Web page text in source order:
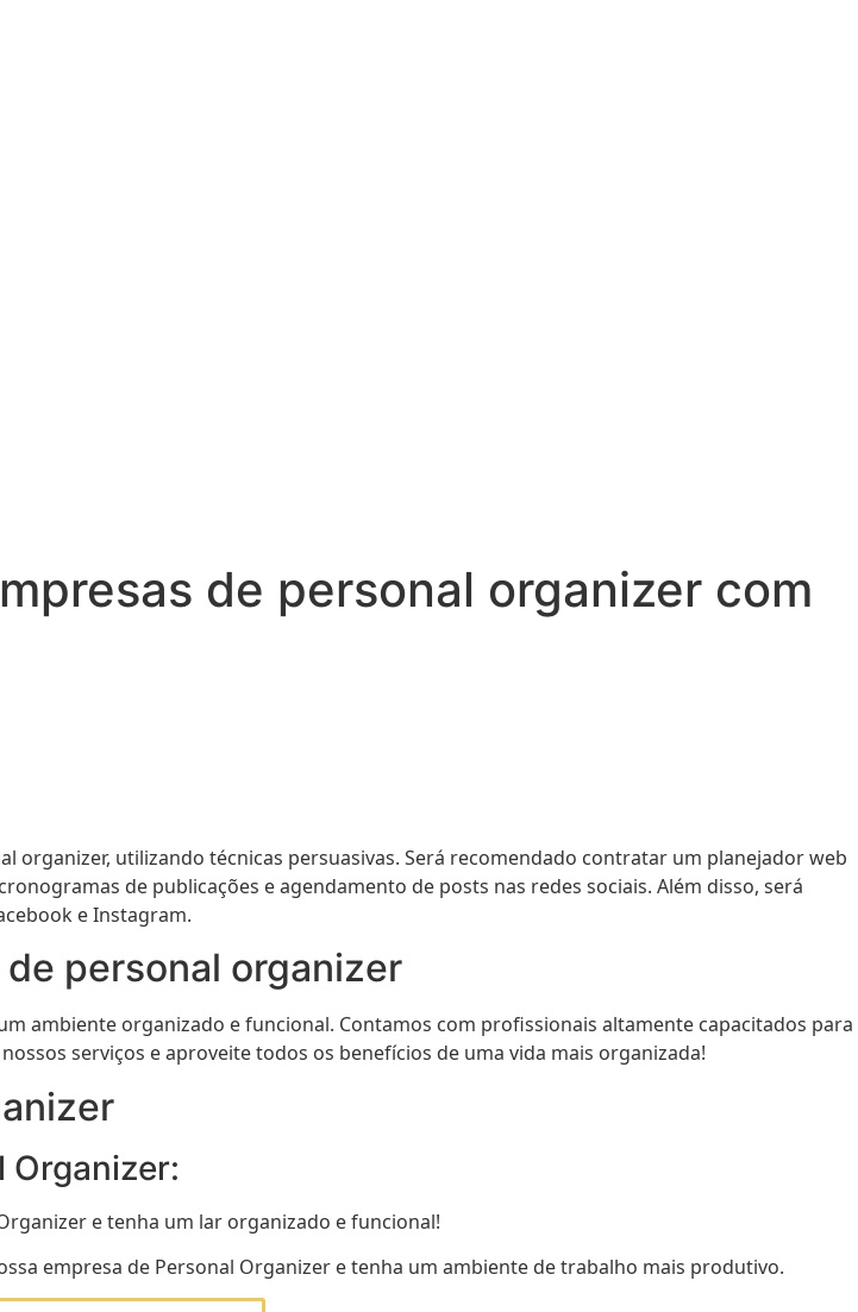
de personal organizer com
utilizando técnicas persuasivas. Será recomendado contratar um planejador web
de publicações e agendamento de posts nas redes sociais. Além disso, será
e Instagram.
personal organizer
ambiente organizado e funcional. Contamos com profissionais altamente capacitados para
serviços e aproveite todos os benefícios de uma vida mais organizada!
Organizer:
e tenha um lar organizado e funcional!
empresa de Personal Organizer e tenha um ambiente de trabalho mais produtivo.